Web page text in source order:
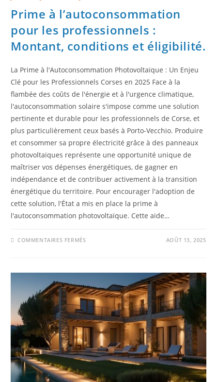
Prime à l’autoconsommation
pour les professionnels :
Montant, conditions et éligibilité.
La Prime à l'Autoconsommation Photovoltaïque : Un Enjeu
Clé pour les Professionnels Corses en 2025 Face à la
flambée des coûts de l'énergie et à l'urgence climatique,
l'autoconsommation solaire s'impose comme une solution
pertinente et durable pour les professionnels de Corse, et
plus particulièrement ceux basés à Porto-Vecchio. Produire
et consommer sa propre électricité grâce à des panneaux
photovoltaïques représente une opportunité unique de
maîtriser vos dépenses énergétiques, de gagner en
indépendance et de contribuer activement à la transition
énergétique du territoire. Pour encourager l'adoption de
cette solution, l'État a mis en place la prime à
l'autoconsommation photovoltaïque. Cette aide…
COMMENTAIRES FERMÉS AOÛT 13, 2025